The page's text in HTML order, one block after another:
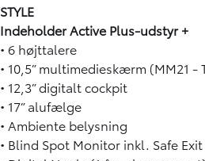
STYLE
Indeholder Active Plus-udstyr +
• 6 højttalere
• 10,5” multimedieskærm (MM21 -
• 12,3” digitalt cockpit
• 17” alufælge
• Ambiente belysning
• Blind Spot Monitor inkl. Safe